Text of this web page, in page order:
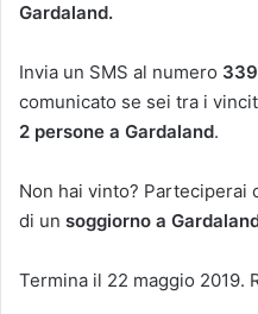
Gardaland.
Invia un SMS al numero
comunicato se sei tra i
2 persone a Gardaland.
Non hai vinto? Parteciperai
di un soggiorno a
Termina il 22 maggio 2019.